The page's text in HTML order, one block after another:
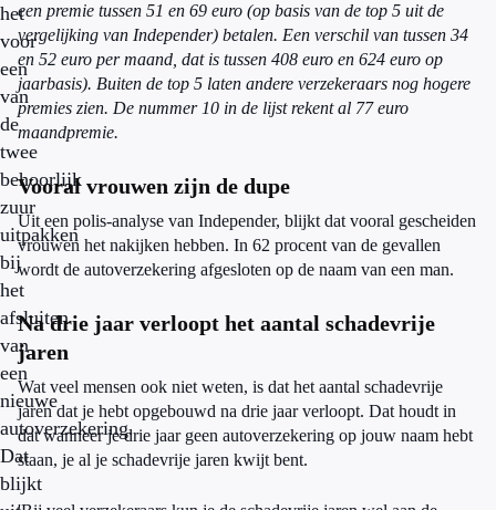
het
voor
een
van
de
twee
behoorlijk
zuur
uitpakken
bij
het
afsluiten
van
een
nieuwe
autoverzekering.
Dat
blijkt
een premie tussen 51 en 69 euro (op basis van de top 5 uit de
vergelijking van Independer) betalen. Een verschil van tussen 34
en 52 euro per maand, dat is tussen 408 euro en 624 euro op
jaarbasis). Buiten de top 5 laten andere verzekeraars nog hogere
premies zien. De nummer 10 in de lijst rekent al 77 euro
maandpremie.
Vooral vrouwen zijn de dupe
Uit een polis-analyse van Independer, blijkt dat vooral gescheiden
vrouwen het nakijken hebben. In 62 procent van de gevallen
wordt de autoverzekering afgesloten op de naam van een man.
Na drie jaar verloopt het aantal schadevrije
jaren
Wat veel mensen ook niet weten, is dat het aantal schadevrije
jaren dat je hebt opgebouwd na drie jaar verloopt. Dat houdt in
dat wanneer je drie jaar geen autoverzekering op jouw naam hebt
staan, je al je schadevrije jaren kwijt bent.